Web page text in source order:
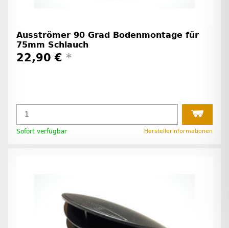
Ausströmer 90 Grad Bodenmontage für
75mm Schlauch
22,90 € *
Sofort verfügbar Herstellerinformationen